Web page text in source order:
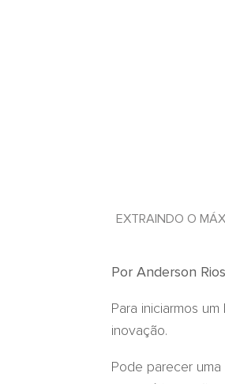
EXTRAINDO O
Por Anderson
Para iniciarmos
inovação.
Pode parecer